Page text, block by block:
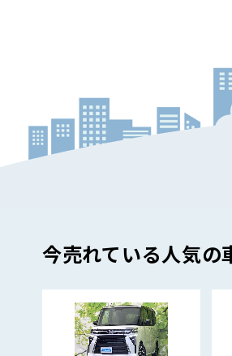
今売れている人気の